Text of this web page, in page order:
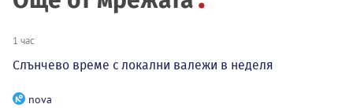
1 час
Слънчево време с локални валежи в неделя
nova